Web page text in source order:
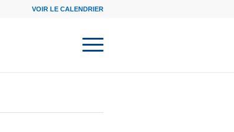
VOIR LE CALENDRIER